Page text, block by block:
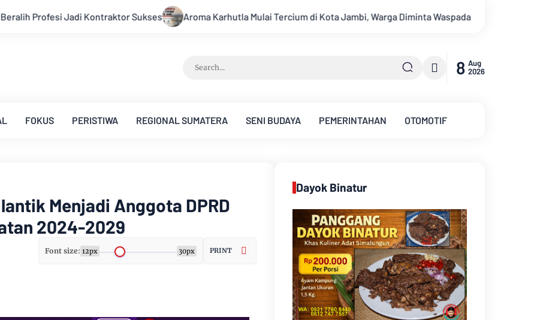
Aroma Karhutla Mulai Tercium di Kota Jambi, Warga Diminta Waspada Hadapi Puncak Kemarau Ambisi Menjadi Polisi
8 Aug
2026
FOKUS PERISTIWA REGIONAL SUMATERA SENI BUDAYA PEMERINTAHAN OTOMOTIF
Menjadi Anggota DPRD
2024-2029
Font size: 12px 30px PRINT
Dayok Binatur